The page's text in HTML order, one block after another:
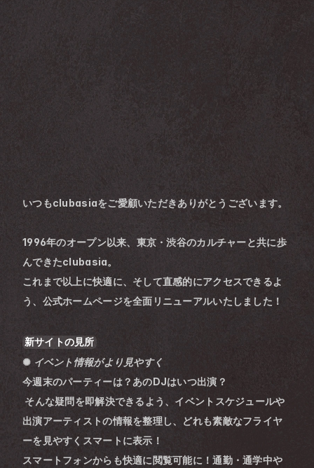
いつもclubasiaをご愛顧いただきありがとうございます。
1996年のオープン以来、東京・渋谷のカルチャーと共に歩
んできたclubasia。
これまで以上に快適に、そして直感的にアクセスできるよ
う、 公式ホームページを全面リニューアルいたしました！
新サイトの見所
✺ イベント情報がより見やすく
今週末のパーティーは？あのDJはいつ出演？
出演アーティストの情報を整理し、どれも素敵なフライヤ
ーを見やすくスマートに表示！
スマートフォンからも快適に閲覧可能に！通勤・通学中や